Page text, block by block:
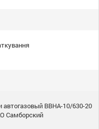
ВВНА-10/630-20
Самборский